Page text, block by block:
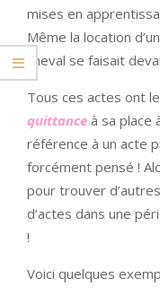
mises en
Même la location
cheval se faisait
Tous ces actes ont
quittance à sa place
référence à un acte
forcément pensé !
pour trouver
d’actes dans une
!
Voici quelques